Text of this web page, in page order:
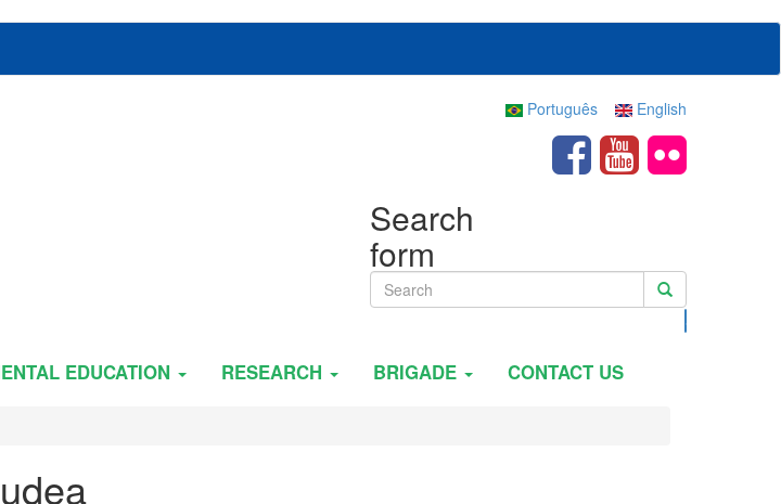
English
Português
Search
form
Search
EDUCATION RESEARCH BRIGADE CONTACT US